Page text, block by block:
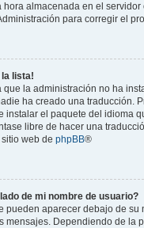
hora almacenada en el servidor
para corregir el
la lista!
que la administración no ha
ha creado una traducción.
instalar el paquete del idioma
libre de hacer una
web de phpBB®
de mi nombre de usuario?
pueden aparecer debajo de su
mensajes. Dependiendo de la